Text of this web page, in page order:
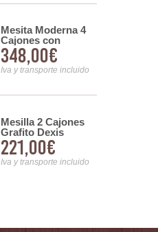
Mesita Moderna 4
Cajones con
tiradores Metalicos
Serie Alexia
348,00€
Iva y transporte incluido
Mesilla 2 Cajones
Grafito Dexis
221,00€
Iva y transporte incluido